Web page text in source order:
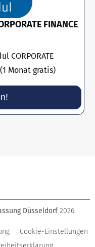
FINANCE
CORPORATE
Monat gratis)
Düsseldorf 2026
Cookie-Einstellungen